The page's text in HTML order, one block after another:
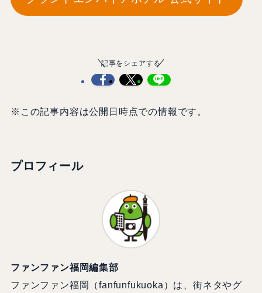
記事をシェアする
※この記事内容は公開日時点での情報です。
プロフィール
ファンファン福岡編集部
ファンファン福岡（fanfunfukuoka）は、街ネタやグ